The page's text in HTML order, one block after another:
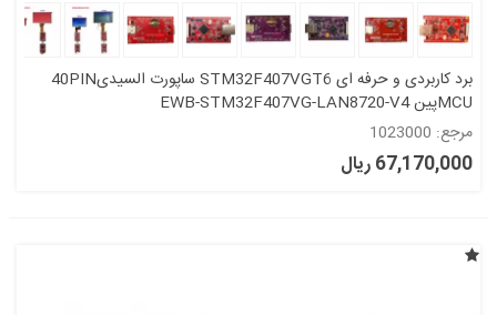
برد کاربردی و حرفه ای STM32F407VGT6 ساپورت السیدی40PIN
MCUپین EWB-STM32F407VG-LAN8720-V4
مرجع: 1023000
67,170,000 ریال